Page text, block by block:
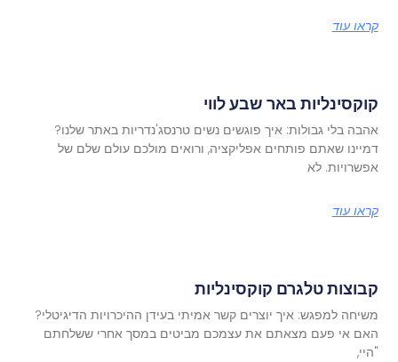
קראו עוד
קוקסינליות באר שבע לווי
אהבה בלי גבולות: איך פוגשים נשים טרנסג'נדריות באתר שלנו?
דמיינו שאתם פותחים אפליקציה, ורואים מולכם עולם שלם של
אפשרויות. לא
קראו עוד
קבוצות טלגרם קוקסינליות
משיחה למפגש: איך יוצרים קשר אמיתי בעידן ההיכרויות הדיגיטלי?
האם אי פעם מצאתם את עצמכם מביטים במסך אחרי ששלחתם
"היי,